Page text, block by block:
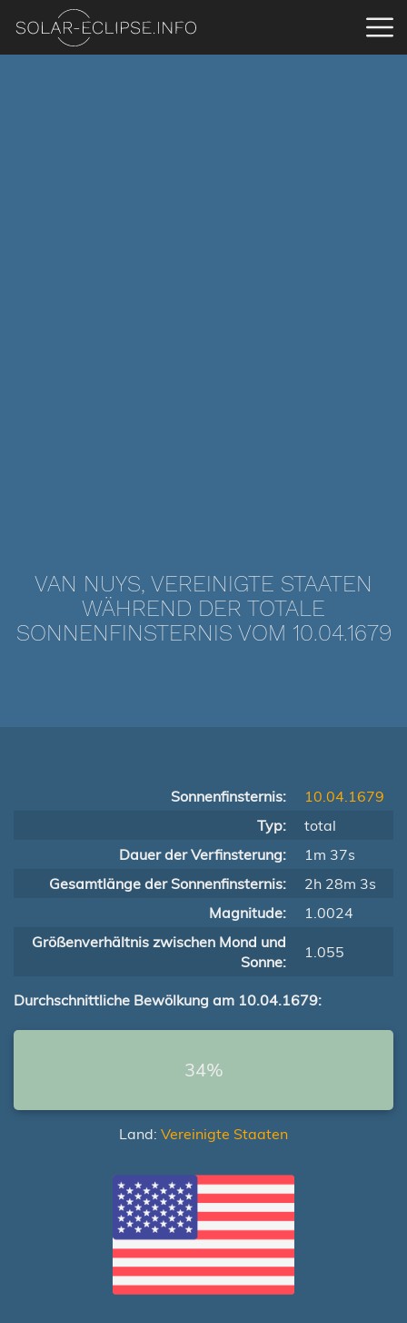
VAN NUYS, VEREINIGTE STAATEN
WÄHREND DER TOTALE
SONNENFINSTERNIS VOM 10.04.1679
Sonnenfinsternis:
10.04.1679
Typ:
total
Dauer der Verfinsterung:
1m 37s
Gesamtlänge der Sonnenfinsternis:
2h 28m 3s
Magnitude:
1.0024
Größenverhältnis zwischen Mond und
Sonne:
1.055
Durchschnittliche Bewölkung am 10.04.1679:
34%
Land: Vereinigte Staaten